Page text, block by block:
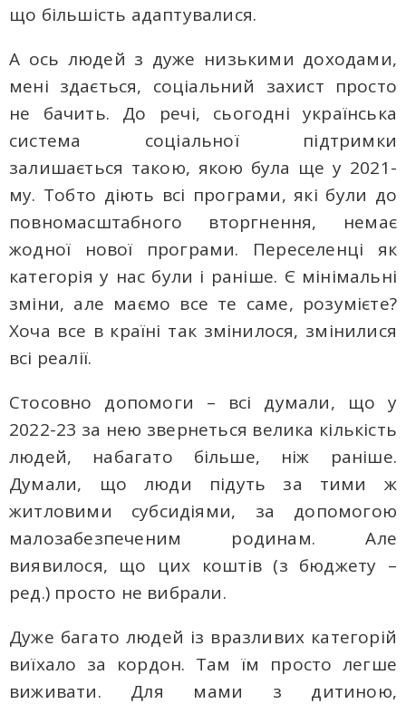
що більшість адаптувалися.
А ось людей з дуже низькими доходами,
мені здається, соціальний захист просто
не бачить. До речі, сьогодні українська
система соціальної підтримки
залишається такою, якою була ще у 2021-
му. Тобто діють всі програми, які були до
повномасштабного вторгнення, немає
жодної нової програми. Переселенці як
категорія у нас були і раніше. Є мінімальні
зміни, але маємо все те саме, розумієте?
Хоча все в країні так змінилося, змінилися
всі реалії.
Стосовно допомоги – всі думали, що у
2022-23 за нею звернеться велика кількість
людей, набагато більше, ніж раніше.
Думали, що люди підуть за тими ж
житловими субсидіями, за допомогою
малозабезпеченим родинам. Але
виявилося, що цих коштів (з бюджету –
ред.) просто не вибрали.
Дуже багато людей із вразливих категорій
виїхало за кордон. Там їм просто легше
виживати. Для мами з дитиною,